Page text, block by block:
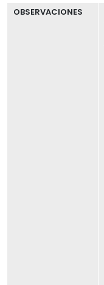
OBSERVACIONES